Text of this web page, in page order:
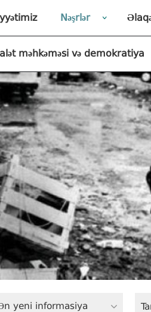
Nəşrlər
məhkəməsi və demokratiya
yeni informasiya